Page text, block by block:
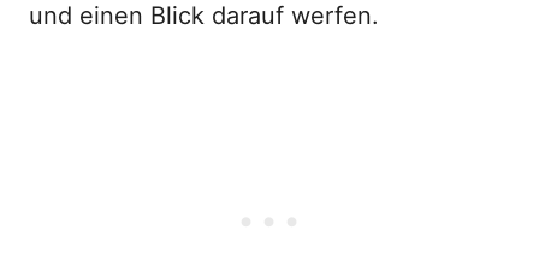
und einen Blick darauf werfen.